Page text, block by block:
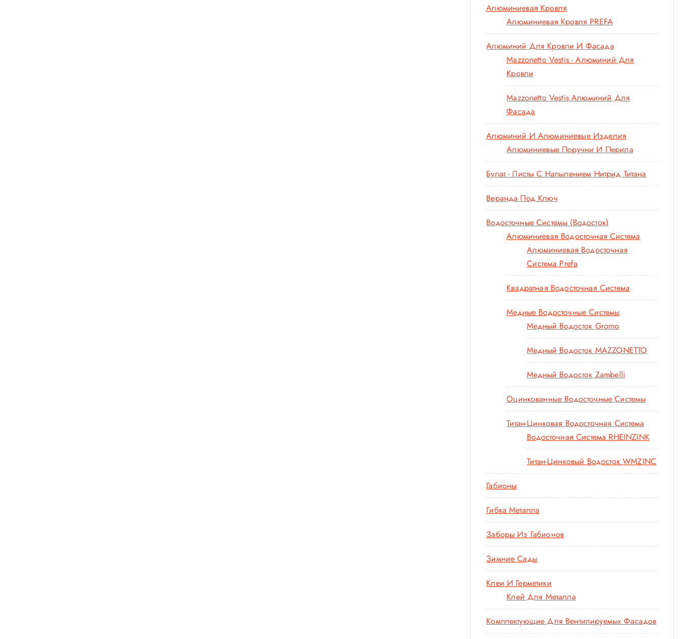
Алюминиевая Кровля
Алюминиевая Кровля PREFA
Алюминий Для Кровли И Фасада
Mazzonetto Vestis - Алюминий Для
Кровли
Mazzonetto Vestis Алюминий Для
Фасада
Алюминий И Алюминиевые Изделия
Алюминиевые Поручни И Перила
Булат - Листы С Напылением Нитрид Титана
Веранда Под Ключ
Водосточные Системы (водосток)
Алюминиевая Водосточная Система
Алюминиевая Водосточная
Система Prefa
Квадратная Водосточная Система
Медные Водосточные Системы
Медный Водосток Gromo
Медный Водосток MAZZONETTO
Медный Водосток Zambelli
Оцинкованные Водосточные Системы
Титан-Цинковая Водосточная Система
Водосточная Система RHEINZINK
Титан-Цинковый Водосток WMZINC
Габионы
Гибка Металла
Заборы Из Габионов
Зимние Сады
Клеи И Герметики
Клей Для Металла
Комплектующие Для Вентилируемых Фасадов